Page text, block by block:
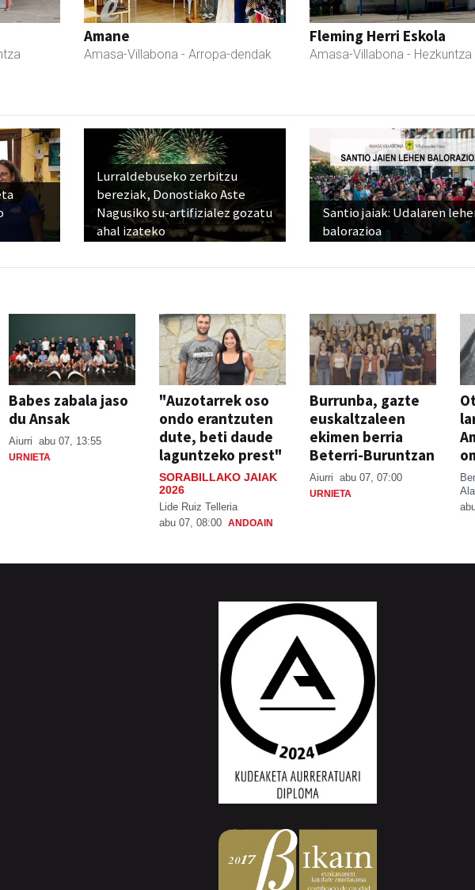
Amane
Amasa-Villabona - Arropa-dendak
Fleming Herri Eskola
Amasa-Villabona - Hezkuntza
Lurraldebuseko zerbitzu
bereziak, Donostiako Aste
Nagusiko su-artifizialez gozatu
ahal izateko
Santio jaiak: Udalaren
balorazioa
Babes zabala jaso
du Ansak
Aiurri abu 07, 13:55
URNIETA
"Auzotarrek oso
ondo erantzuten
dute, beti daude
laguntzeko prest"
SORABILLAKO JAIAK
2026
Lide Ruiz Telleria
abu 07, 08:00 ANDOAIN
Burrunba, gazte
euskaltzaleen
ekimen berria
Beterri-Buruntzan
Aiurri abu 07, 07:00
URNIETA